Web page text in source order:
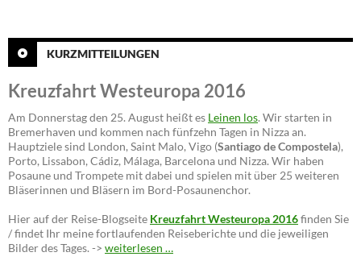
KURZMITTEILUNGEN
Kreuzfahrt Westeuropa 2016
Am Donnerstag den 25. August heißt es Leinen los. Wir starten in
Bremerhaven und kommen nach fünfzehn Tagen in Nizza an.
Hauptziele sind London, Saint Malo, Vigo (Santiago de Compostela),
Porto, Lissabon, Cádiz, Málaga, Barcelona und Nizza. Wir haben
Posaune und Trompete mit dabei und spielen mit über 25 weiteren
Bläserinnen und Bläsern im Bord-Posaunenchor.
Hier auf der Reise-Blogseite Kreuzfahrt Westeuropa 2016finden Sie
/ findet Ihr meine fortlaufenden Reiseberichte und die jeweiligen
Bilder des Tages. -> weiterlesen …